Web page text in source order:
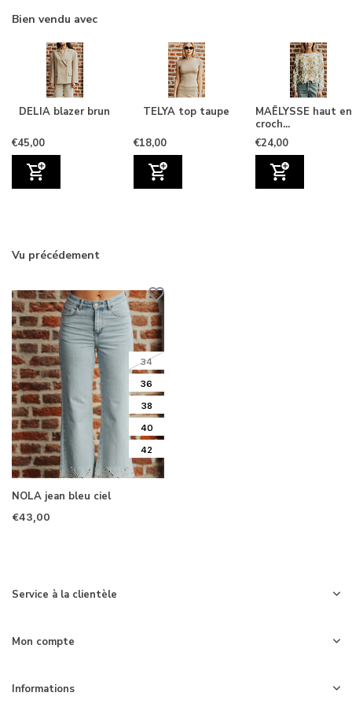
Bien vendu avec
DELIA blazer brun
€45,00
TELYA top taupe
€18,00
MAËLYSSE haut en
croch...
€24,00
Vu précédement
34
36
38
40
42
NOLA jean bleu ciel
€43,00
Service à la clientèle
Mon compte
Informations